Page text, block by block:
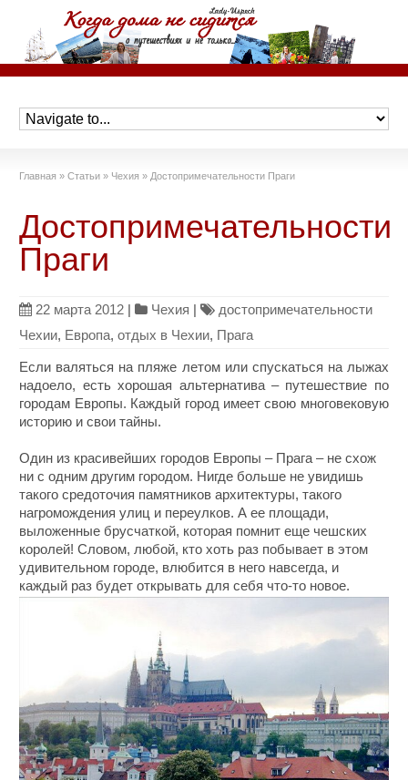
Главная » Статьи » Чехия » Достопримечательности Праги
Достопримечательности
Праги
22 марта 2012 | Чехия |
достопримечательности
Чехии, Европа,отдых в Чехии, Прага
Если валяться на пляже летом или спускаться на лыжах
надоело, есть хорошая альтернатива – путешествие по
городам Европы. Каждый город имеет свою многовековую
историю и свои тайны.
Один из красивейших городов Европы – Прага – не схож
ни с одним другим городом. Нигде больше не увидишь
такого средоточия памятников архитектуры, такого
нагромождения улиц и переулков. А ее площади,
выложенные брусчаткой, которая помнит еще чешских
королей! Словом, любой, кто хоть раз побывает в этом
удивительном городе, влюбится в него навсегда, и
каждый раз будет открывать для себя что-то новое.